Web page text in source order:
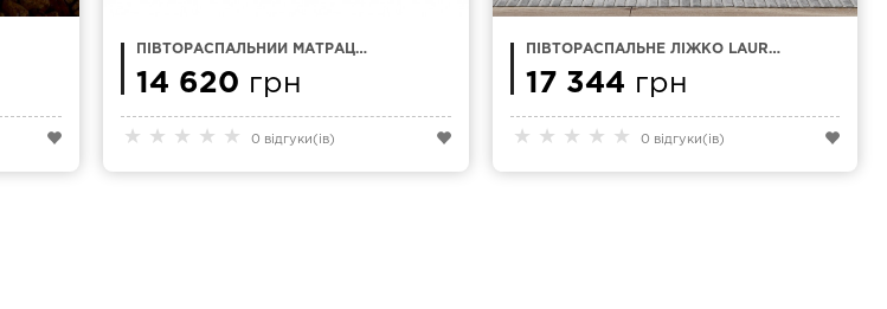
★ ★ ★ ★ ★ 0 відгуки(ів)
ПІВТОРАСПАЛЬНИЙ МАТРАЦ
14 620 грн
★ ★ ★ ★ ★ 0 відгуки(ів)
ПІВТОРАСПАЛЬНЕ ЛІЖКО LAURO
17 344 грн